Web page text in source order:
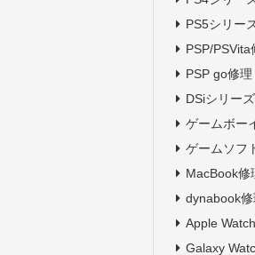
PS5シリー
PSP/PSVita
PSP go修理
DSiシリー
ゲームボー
ゲームソフ
MacBook修
dynabook修
Apple Watch
Galaxy